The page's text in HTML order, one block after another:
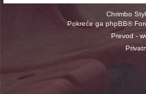
е
т
н
о
п
O
Chrimbo
Pokreće ga phpBB®
Prevod -